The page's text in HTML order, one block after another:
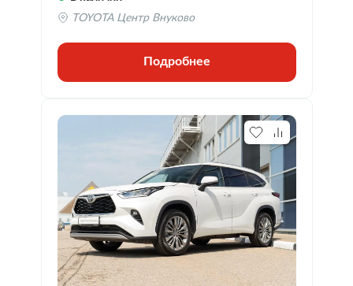
TOYOTA Центр Внуково
Подробнее